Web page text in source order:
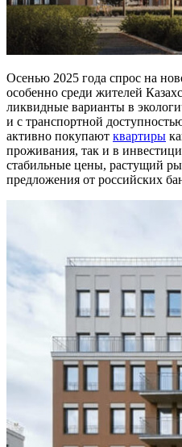
Осенью 2025 года спрос на
особенно среди жителей
ликвидные варианты в
и с транспортной
активно покупают квартиры
проживания, так и в
стабильные цены, растущий
предложения от российских